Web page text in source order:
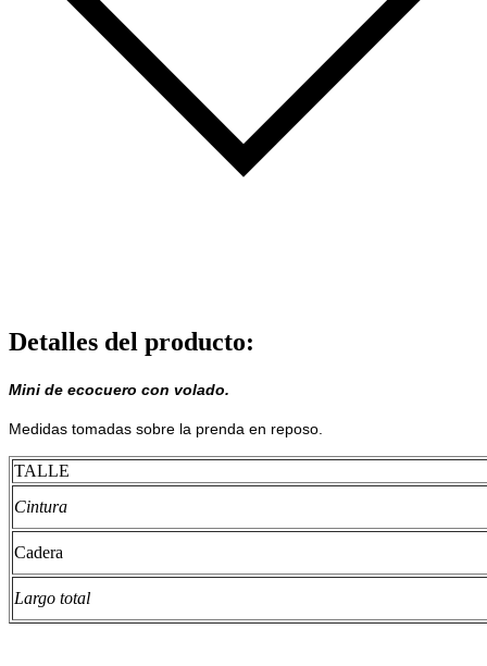
Detalles del producto:
Mini de ecocuero con volado.
Medidas tomadas sobre la prenda en reposo.
TALLE
Cintura
Cadera
Largo total